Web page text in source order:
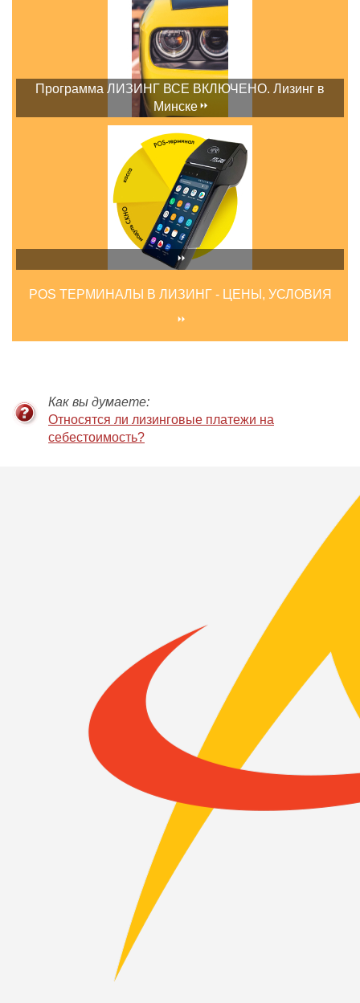
Программа ЛИЗИНГ ВСЕ ВКЛЮЧЕНО. Лизинг в
Минске
POS ТЕРМИНАЛЫ В ЛИЗИНГ - ЦЕНЫ, УСЛОВИЯ
Как вы думаете:
Относятся ли лизинговые платежи на
себестоимость?